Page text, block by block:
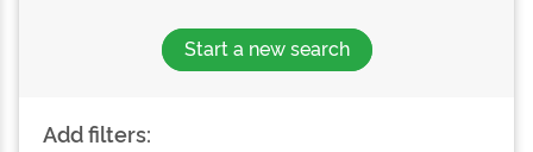
Start a new search
Add filters: